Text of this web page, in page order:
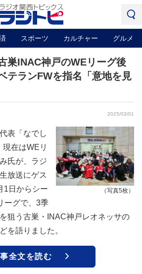
スポーツ カルチャー グルメ
INAC神戸のWEリーグ後
テランFWを指名「意地を見
2025/03/01
（写真5枚）
表「なでし
在はWEリ
氏が、ラジ
放送にゲス
1日からシー
ーグで、3季
狙う古巣・INAC神戸レオネッサの
を語りました。
全文を読む